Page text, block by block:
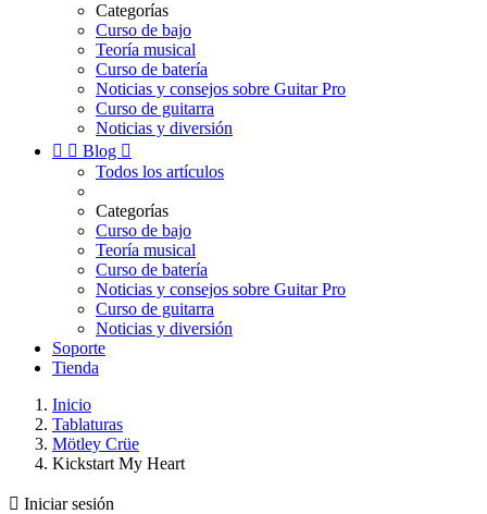
Categorías
Curso de bajo
Teoría musical
Curso de batería
Noticias y consejos sobre Guitar Pro
Curso de guitarra
Noticias y diversión
  Blog 
Todos los artículos
Categorías
Curso de bajo
Teoría musical
Curso de batería
Noticias y consejos sobre Guitar Pro
Curso de guitarra
Noticias y diversión
Soporte
Tienda
Inicio
Tablaturas
Mötley Crüe
Kickstart My Heart
 Iniciar sesión